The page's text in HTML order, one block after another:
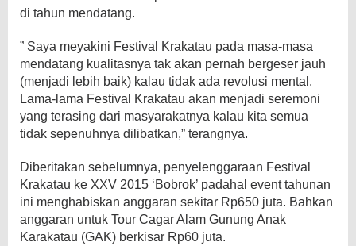
di tahun mendatang.
” Saya meyakini Festival Krakatau pada masa-masa
mendatang kualitasnya tak akan pernah bergeser jauh
(menjadi lebih baik) kalau tidak ada revolusi mental.
Lama-lama Festival Krakatau akan menjadi seremoni
yang terasing dari masyarakatnya kalau kita semua
tidak sepenuhnya dilibatkan,” terangnya.
Diberitakan sebelumnya, penyelenggaraan Festival
Krakatau ke XXV 2015 ‘Bobrok’ padahal event tahunan
ini menghabiskan anggaran sekitar Rp650 juta. Bahkan
anggaran untuk Tour Cagar Alam Gunung Anak
Karakatau (GAK) berkisar Rp60 juta.